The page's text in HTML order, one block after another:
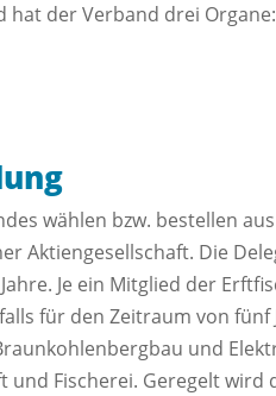
der Verband drei Organe:
wählen bzw. bestellen
Aktiengesellschaft. Die
Je ein Mitglied der
für den Zeitraum von
und
Fischerei. Geregelt wird